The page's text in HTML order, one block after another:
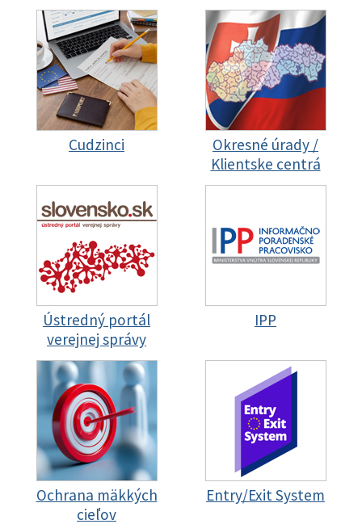
Cudzinci
Okresné úrady /
Klientske centrá
Ústredný portál
verejnej správy
IPP
Ochrana mäkkých
cieľov
Entry/Exit System